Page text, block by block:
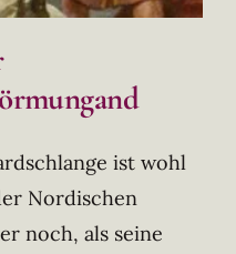
ist wohl
Nordischen
noch, als seine